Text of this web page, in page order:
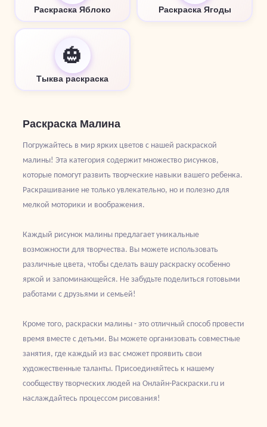
Раскраска Яблоко Раскраска Ягоды
🎃
Тыква раскраска
Раскраска Малина
Погружайтесь в мир ярких цветов с нашей раскраской
малины! Эта категория содержит множество рисунков,
которые помогут развить творческие навыки вашего ребенка.
Раскрашивание не только увлекательно, но и полезно для
мелкой моторики и воображения.
Каждый рисунок малины предлагает уникальные
возможности для творчества. Вы можете использовать
различные цвета, чтобы сделать вашу раскраску особенно
яркой и запоминающейся. Не забудьте поделиться готовыми
работами с друзьями и семьей!
Кроме того, раскраски малины - это отличный способ провести
время вместе с детьми. Вы можете организовать совместные
занятия, где каждый из вас сможет проявить свои
художественные таланты. Присоединяйтесь к нашему
сообществу творческих людей на Онлайн-Раскраски.ru и
наслаждайтесь процессом рисования!